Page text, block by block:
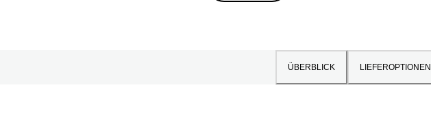
ÜBERBLICK LIEFEROPTIONEN